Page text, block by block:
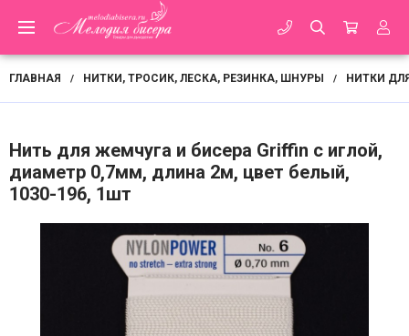
ГЛАВНАЯ / НИТКИ, ТРОСИК, ЛЕСКА, РЕЗИНКА, ШНУРЫ / НИТКИ
Нить для жемчуга и бисера Griffin с иглой,
диаметр 0,7мм, длина 2м, цвет белый,
1030-196, 1шт